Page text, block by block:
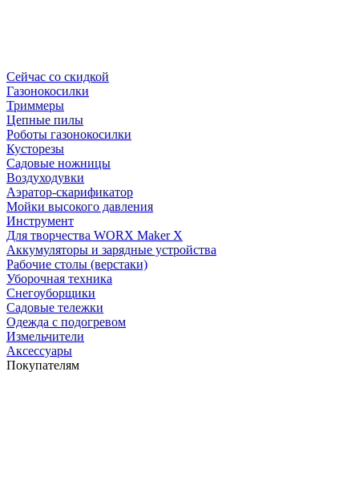
Сейчас со скидкой
Газонокосилки
Триммеры
Цепные пилы
Роботы газонокосилки
Кусторезы
Садовые ножницы
Воздуходувки
Аэратор-скарификатор
Мойки высокого давления
Инструмент
Для творчества WORX Maker X
Аккумуляторы и зарядные устройства
Рабочие столы (верстаки)
Уборочная техника
Снегоуборщики
Садовые тележки
Одежда с подогревом
Измельчители
Аксессуары
Покупателям